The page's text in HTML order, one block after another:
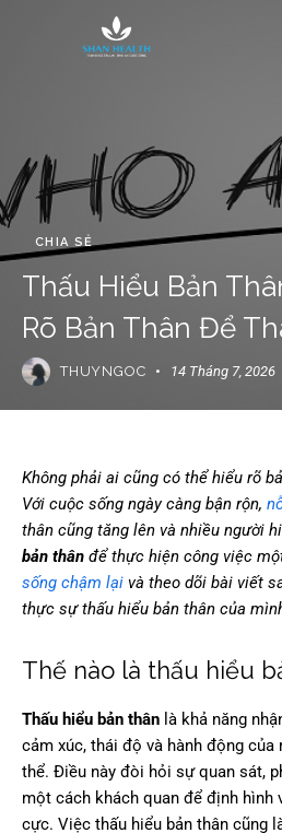
CHIA SẺ
Thấu Hiểu Bản
Rõ Bản Thân Để
THUYNGOC 14 Tháng 7, 2026
Không phải ai cũng có thể hiểu rõ
Với cuộc sống ngày càng bận rộn,
thân cũng tăng lên và nhiều người
bản thân để thực hiện công việc
sống chậm lại và theo dõi bài viết
thực sự thấu hiểu bản thân của
Thế nào là thấu hiểu
Thấu hiểu bản thân là khả năng
cảm xúc, thái độ và hành động
thể. Điều này đòi hỏi sự quan sát,
một cách khách quan để định hình
cực. Việc thấu hiểu bản thân cũng